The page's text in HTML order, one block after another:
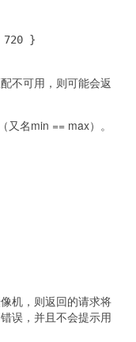
}
不可用，则可能会返
名min == max）。
机，则返回的请求将
错误，并且不会提示用